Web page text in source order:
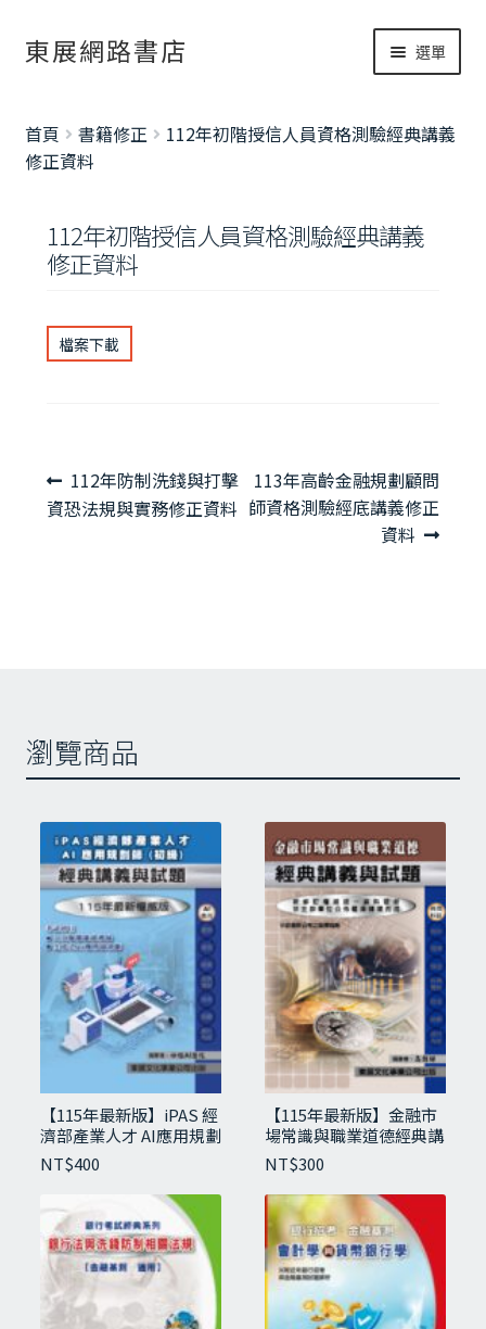
跳
至
覽
列
跳
至
要
內
容
東展網路書店 選單
開
書籍修正
首頁 書籍修正
112年初階授信人員資格測驗經典講義
修正資料
112年初階授信人員資格測驗經典講義
修正資料
檔案下載
文
章
導
上
一
112年防制洗錢與打擊
資恐法規與實務修正資料
下
一
113年高齡金融規劃顧問
師資格測驗經底講義修正
資料
瀏覽商品
【115年最新版】iPAS 經
濟部產業人才 AI應用規劃
師(初級)
NT$400
【115年最新版】金融市
場常識與職業道德經典講
義與試題
NT$300